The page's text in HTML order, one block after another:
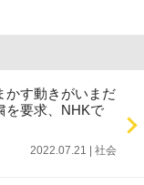
かす動きがいまだ
を要求、NHKで
2022.07.21 | 社会